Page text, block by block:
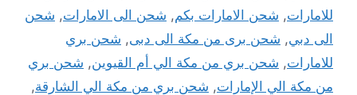
للامارات, شحن الامارات بكم, شحن الى الامارات, شحن
الى دبي, شحن برى من مكة الى دبى, شحن بري
للامارات, شحن بري من مكة الي أم القيوين, شحن بري
من مكة الي الإمارات, شحن بري من مكة الي الشارقة,